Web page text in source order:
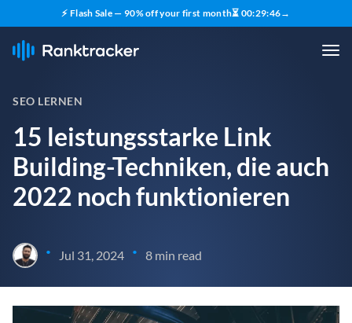
⚡ Flash Sale — 90% off your first month⏳ 00:29:45→
SEO LERNEN
15 leistungsstarke Link
Building-Techniken, die auch
2022 noch funktionieren
• Jul 31, 2024 • 8 min read